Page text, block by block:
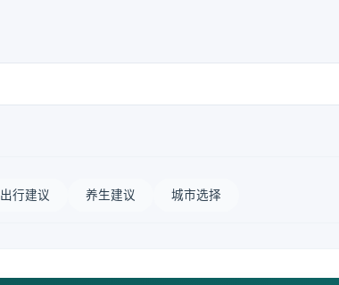
出行建议 养生建议 城市选择